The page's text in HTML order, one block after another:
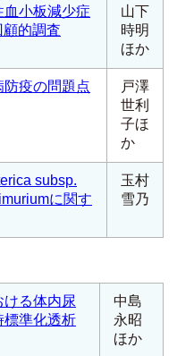
小板減少症
顧的調査
山下
時明
ほか
疫の問題点
戸澤
世利
子ほ
か
subsp.
に関す
玉村
雪乃
る体内尿
標準化透析
中島
永昭
ほか